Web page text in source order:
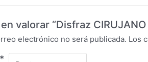
valorar “Disfraz
electrónico no será publicada. Los
*